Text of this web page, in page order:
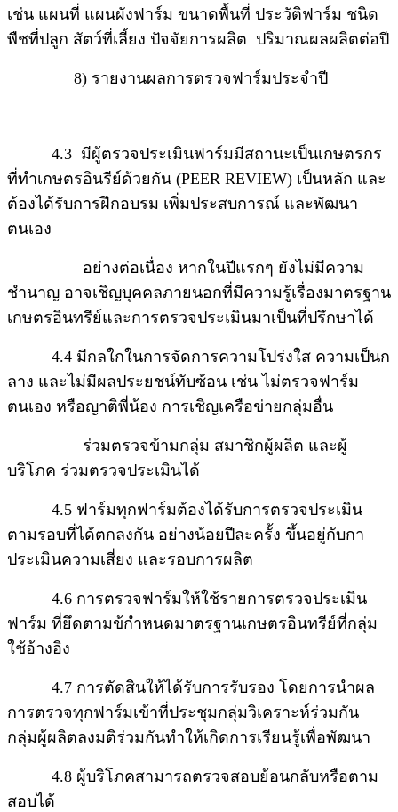
เช่น แผนที่ แผนผังฟาร์ม ขนาดพื้นที่ ประวัติฟาร์ม ชนิด
พืชที่ปลูก สัตว์ที่เลี้ยง ปัจจัยการผลิต ปริมาณผลผลิตต่อปี
8) รายงานผลการตรวจฟาร์มประจำปี
4.3 มีผู้ตรวจประเมินฟาร์มมีสถานะเป็นเกษตรกร
ที่ทำเกษตรอินรีย์ด้วยกัน (PEER REVIEW) เป็นหลัก และ
ต้องได้รับการฝึกอบรม เพิ่มประสบการณ์ และพัฒนา
ตนเอง
อย่างต่อเนื่อง หากในปีแรกๆ ยังไม่มีความ
ชำนาญ อาจเชิญบุคคลภายนอกที่มีความรู้เรื่องมาตรฐาน
เกษตรอินทรีย์และการตรวจประเมินมาเป็นที่ปรึกษาได้
4.4 มีกลใกในการจัดการความโปร่งใส ความเป็นก
ลาง และไม่มีผลประยชน์ทับซ้อน เช่น ไม่ตรวจฟาร์ม
ตนเอง หรือญาติพี่น้อง การเชิญเครือข่ายกลุ่มอื่น
ร่วมตรวจข้ามกลุ่ม สมาชิกผู้ผลิต และผู้
บริโภค ร่วมตรวจประเมินได้
4.5 ฟาร์มทุกฟาร์มต้องได้รับการตรวจประเมิน
ตามรอบที่ได้ตกลงกัน อย่างน้อยปีละครั้ง ขึ้นอยู่กับกา
ประเมินความเสี่ยง และรอบการผลิต
4.6 การตรวจฟาร์มให้ใช้รายการตรวจประเมิน
ฟาร์ม ที่ยึดตามข้กำหนดมาตรฐานเกษตรอินทรีย์ที่กลุ่ม
ใช้อ้างอิง
4.7 การตัดสินให้ได้รับการรับรอง โดยการนำผล
การตรวจทุกฟาร์มเข้าที่ประชุมกลุ่มวิเคราะห์ร่วมกัน
กลุ่มผู้ผลิตลงมติร่วมกันทำให้เกิดการเรียนรู้เพื่อพัฒนา
4.8 ผู้บริโภคสามารถตรวจสอบย้อนกลับหรือตาม
สอบได้